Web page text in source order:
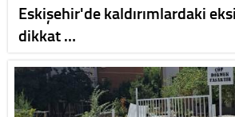
Eskişehir'de kaldırımlardaki
dikkat …